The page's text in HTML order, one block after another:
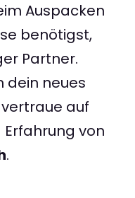
Auspacken
benötigst,
Partner.
dein neues
auf
von
.